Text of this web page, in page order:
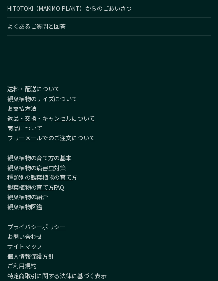
HITOTOKI（MAKIMO PLANT）からのごあいさつ
よくあるご質問と回答
送料・配送について
観葉植物のサイズについて
お支払方法
返品・交換・キャンセルについて
商品について
フリーメールでのご注文について
観葉植物の育て方の基本
観葉植物の病害虫対策
種類別の観葉植物の育て方
観葉植物の育て方FAQ
観葉植物の紹介
観葉植物図鑑
プライバシーポリシー
お問い合わせ
サイトマップ
個人情報保護方針
ご利用規約
特定商取引に関する法律に基づく表示